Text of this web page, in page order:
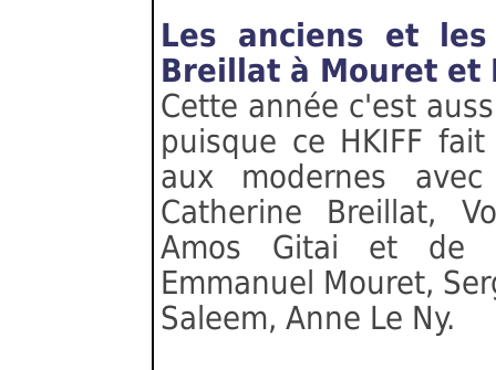
Les anciens et
Breillat à Mouret et
Cette année c'est
puisque ce HKIFF
aux modernes
Catherine Breillat,
Amos Gitai et de
Emmanuel Mouret,
Saleem, Anne Le Ny.